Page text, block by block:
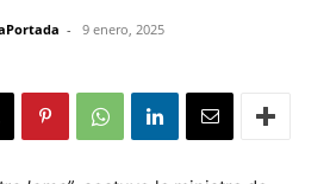
- 9 enero, 2025